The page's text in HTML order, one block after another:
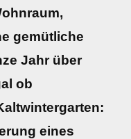
gemütliche
Jahr über
ob
eines